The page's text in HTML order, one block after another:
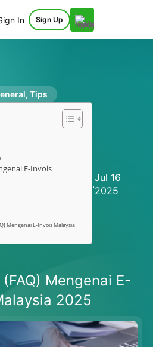
In Sign Up
E-Invois
Mengenai E-Invois Malaysia
.
Jul 16
2025
, Tips
Mengenai E-
2025